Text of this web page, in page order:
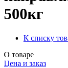
500кг
К списку
О товаре
Цена и заказ